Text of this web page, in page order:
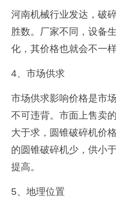
河南机械行业发达，破
胜数。厂家不同，设备
化，其价格也就会不一样
4、市场供求
市场供求影响价格是市
不可违背。市面上售卖
大于求，圆锥破碎机价
的圆锥破碎机少，供小
提高。
5、地理位置